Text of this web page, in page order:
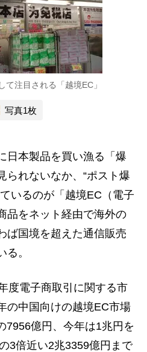
て注目される「越境EC」
写真1枚
本製品を買い漁る「爆
られないなか、“ポスト爆
いるのが「越境EC（電子
品をネット経由で海外の
ば国境を超えた通信販売
。
度電子商取引に関する市
の中国向けの越境EC市場
7956億円、今年は1兆円を
3倍近い2兆3359億円まで